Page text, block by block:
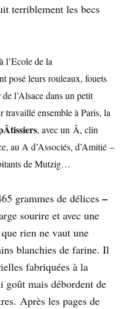
terriblement les becs
l’Ecole de la
posé leurs rouleaux, fouets
l’Alsace dans un petit
travaillé ensemble à Paris, la
, avec un Â, clin
au A d’Associés, d’Amitié –
de Mutzig…
grammes de délices –
sourire et avec une
rien ne vaut une
blanchies de farine. Il
fabriquées à la
goût mais débordent de
Après les pages de